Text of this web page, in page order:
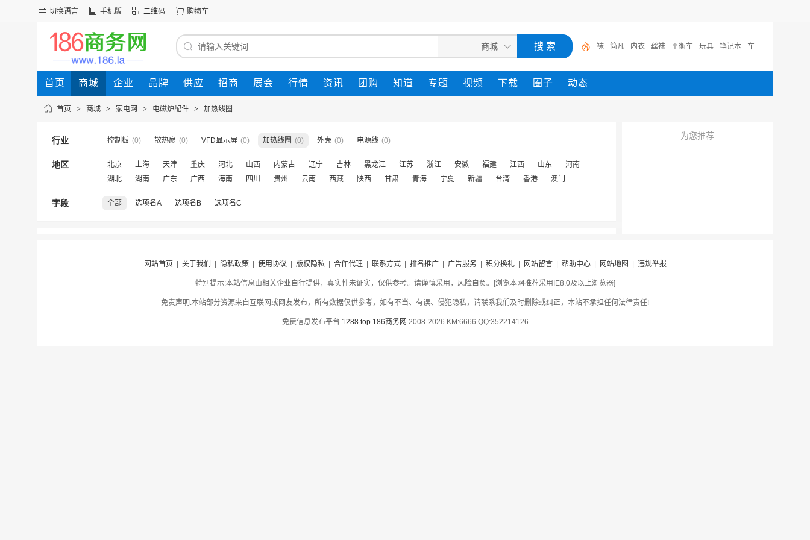
切换语言 手机版 二维码 购物车
袜 简凡 内衣 丝袜 平衡车 玩具 笔记本 车
首页 商城 企业 品牌 供应 招商 展会 行情 资讯 团购 知道 专题 视频 下载 圈子 动态
首页 > 商城 > 家电网 > 电磁炉配件 > 加热线圈
行业 控制板 (0) 散热扇 (0) VFD显示屏 (0) 加热线圈 (0) 外壳 (0) 电源线 (0)
地区 北京 上海 天津 重庆 河北 山西 内蒙古 辽宁 吉林 黑龙江 江苏 浙江 安徽 福建 江西 山东
河南
湖北
湖南 广东 广西 海南 四川 贵州 云南 西藏 陕西 甘肃 青海 宁夏 新疆 台湾 香港 澳门
字段 全部 选项名A 选项名B 选项名C
为您推荐
网站首页 关于我们 隐私政策| 使用协议 版权隐私| 合作代理| 联系方式| 排名推广| 广告服务| 积分换礼| 网站留言| 帮助中心| 网站地图 违规举报
特别提示:本站信息由相关企业自行提供，真实性未证实，仅供参考。请谨慎采用，风险自负。[浏览本网推荐采用IE8.0及以上浏览器]
免责声明:本站部分资源来自互联网或网友发布，所有数据仅供参考，如有不当、有误、侵犯隐私，请联系我们及时删除或纠正，本站不承担任何法律责任!
免费信息发布平台 1288.top 186商务网 2008-2026 KM:6666 QQ:352214126